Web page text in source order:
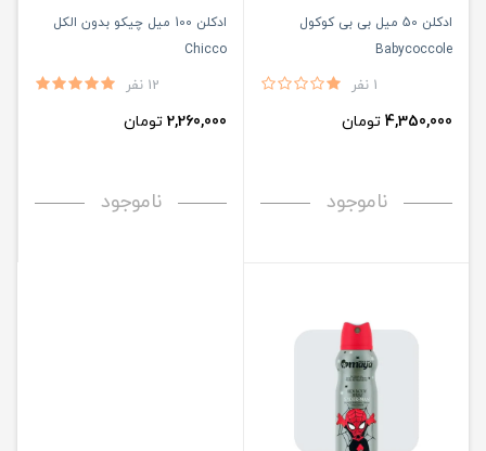
ادکلن 50 میل بی بی کوکول
Babycoccole
1 نفر
4,350,000 تومان
ناموجود
ادکلن 100 میل چیکو بدون الکل
Chicco
12 نفر
2,260,000 تومان
ناموجود